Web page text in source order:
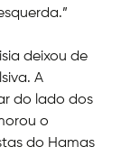
deixou de
A
do lado dos
o
do Hamas